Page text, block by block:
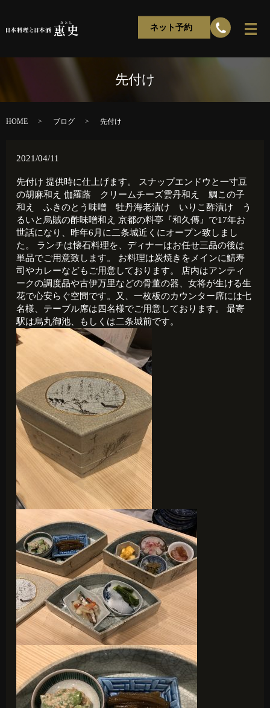
ネット予約
先付け
HOME ブログ 先付け
2021/04/11
先付け 提供時に仕上げます。 スナップエンドウと一寸豆
の胡麻和え 伽羅蕗 クリームチーズ雲丹和え 鯛この子
和え ふきのとう味噌 牡丹海老漬け いりこ酢漬け う
るいと烏賊の酢味噌和え 京都の料亭『和久傳』で17年お
世話になり、昨年6月に二条城近くにオープン致しまし
た。 ランチは懐石料理を、ディナーはお任せ三品の後は
単品でご用意致します。 お料理は炭焼きをメインに鯖寿
司やカレーなどもご用意しております。 店内はアンティ
ークの調度品や古伊万里などの骨董の器、女将が生ける生
花で心安らぐ空間です。又、一枚板のカウンター席には七
名様、テーブル席は四名様でご用意しております。 最寄
駅は烏丸御池、もしくは二条城前です。